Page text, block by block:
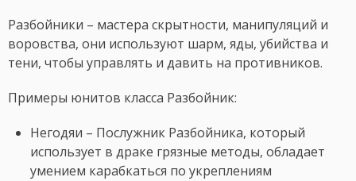
Разбойники – мастера скрытности, манипуляций и
воровства, они используют шарм, яды, убийства и
тени, чтобы управлять и давить на противников.
Примеры юнитов класса Разбойник:
Негодяи – Послужник Разбойника, который
использует в драке грязные методы, обладает
умением карабкаться по укреплениям